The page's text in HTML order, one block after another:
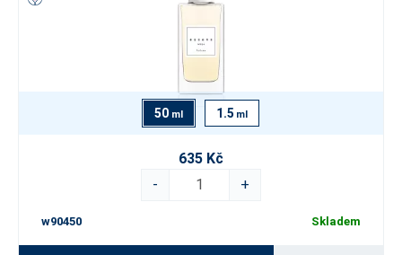
50 ml 1.5 ml
635 Kč
-
+
w90450 Skladem